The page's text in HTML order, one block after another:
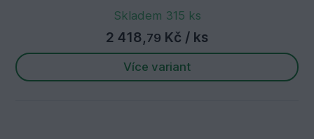
Skladem 315 ks
2 418,79 Kč / ks
Více variant